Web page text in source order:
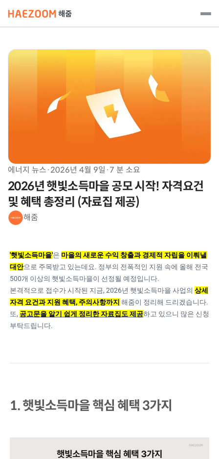
에너지 뉴스·2026년 4월 9일 ·7 분 소요
2026년 햇빛소득마을 공모 시작! 자격요건
및 혜택 총정리 (자료집 제공)
해줌
'햇빛소득마을'은 마을의 새로운 수익 창출과 경제적 자립을 이뤄낼
대안으로 주목받고 있는데요. 정부의 전폭적인 지원 속에 올해 전국
500개 이상의 햇빛소득마을이 선정될 예정입니다.
본격적으로 접수가 시작된 지금, 2026년 햇빛소득마을 사업의 상세
자격 요건과 지원 혜택, 주의사항까지 해줌이 정리해 드리겠습니다.
또, 공고문을 알기 쉽게 정리한 자료집도 제공하고 있으니 많은 신청
부탁드립니다.
1. 햇빛소득마을 핵심 혜택 3가지